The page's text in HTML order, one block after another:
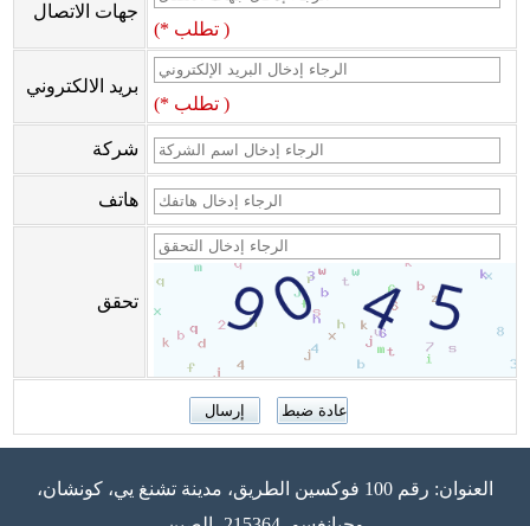
جهات الاتصال
(* تطلب )
بريد الالكتروني
(* تطلب )
شركة
هاتف
تحقق
العنوان: رقم 100 فوكسين الطريق، مدينة تشنغ يي، كونشان،